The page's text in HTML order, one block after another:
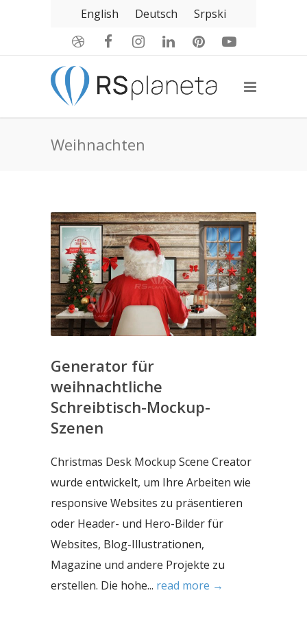
English Deutsch Srpski
Weihnachten
Generator für
weihnachtliche
Schreibtisch-Mockup-
Szenen
Christmas Desk Mockup Scene Creator
wurde entwickelt, um Ihre Arbeiten wie
responsive Websites zu präsentieren
oder Header- und Hero-Bilder für
Websites, Blog-Illustrationen,
Magazine und andere Projekte zu
erstellen. Die hohe... read more →